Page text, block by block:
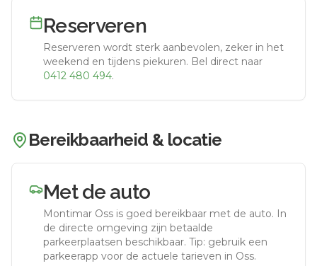
Reserveren
Reserveren wordt sterk aanbevolen, zeker in het
weekend en tijdens piekuren. Bel direct naar
0412 480 494.
Bereikbaarheid & locatie
Met de auto
Montimar Oss is goed bereikbaar met de auto. In
de directe omgeving zijn betaalde
parkeerplaatsen beschikbaar. Tip: gebruik een
parkeerapp voor de actuele tarieven in Oss.